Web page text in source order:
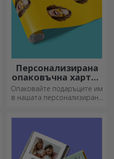
Персонализирана
опаковъчна хартия
за подаръци
Опаковайте подаръците им
в нашата персонализирана